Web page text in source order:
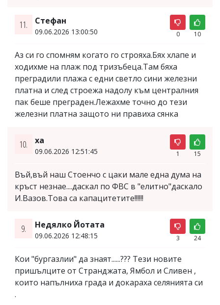
11. Стефан
09.06.2026 13:00:50 0 10
Аз си го спомням когато го строяха.Бях хлапе и
ходихме на плаж под тризъбеца.Там бяха
преградили плажа с едни светло сини железни
платна и след строежа надолу към централния
пак беше преграден.Лежахме точно до тези
железни платна защото ни правиха сянка
10. ха
09.06.2026 12:51:45 1 15
Въй,въй наш Стоенчо с цаки мале една дума на
кръст незнае....даскал по ФВС в "елитно"даскало
И.Вазов.Това са капацитетите!!!!!!
9. Недялко Йотата
09.06.2026 12:48:15 3 24
Кои "бургазлии" да знаят......??? Тези новите
пришълците от Странджата, Ямбол и Сливен ,
които напълниха града и докараха селянията си
.